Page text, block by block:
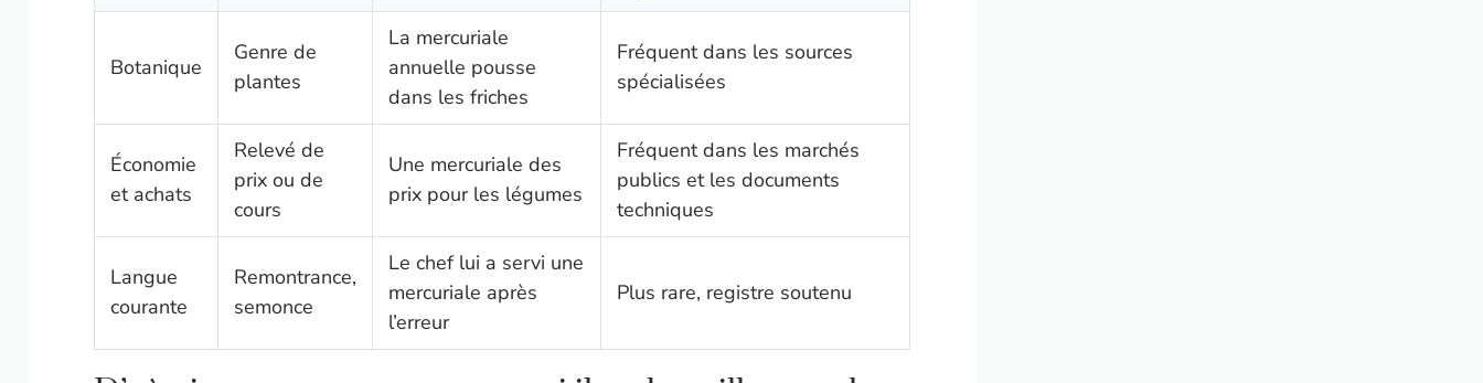
Botanique
Genre de
plantes
La mercuriale
annuelle pousse
dans les friches
Fréquent dans les sources
spécialisées
Économie
et achats
Relevé de
prix ou de
cours
Une mercuriale des
prix pour les légumes
Fréquent dans les marchés
publics et les documents
techniques
Langue
courante
Remontrance,
semonce
Le chef lui a servi une
mercuriale après
l’erreur
Plus rare, registre soutenu